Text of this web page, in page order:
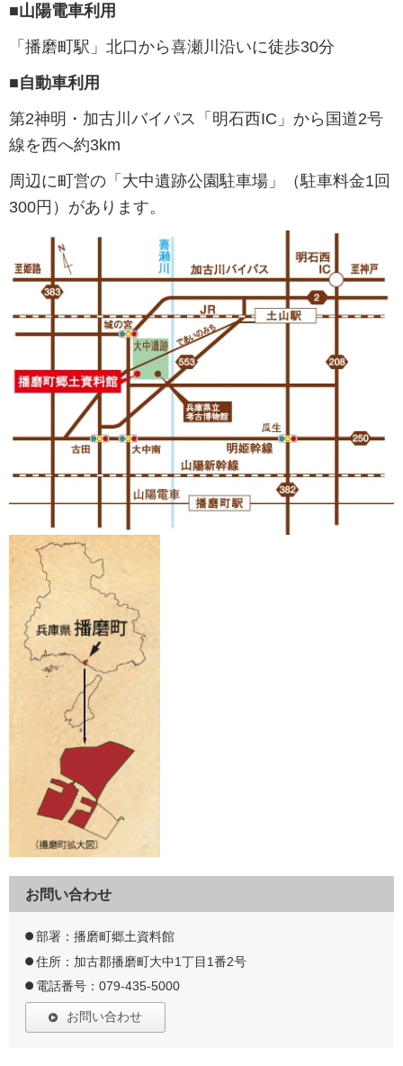
■山陽電車利用
「播磨町駅」北口から喜瀬川沿いに徒歩30分
■自動車利用
第2神明・加古川バイパス「明石西IC」から国道2号
線を西へ約3km
周辺に町営の「大中遺跡公園駐車場」（駐車料金1回
300円）があります。
お問い合わせ
部署：播磨町郷土資料館
住所：加古郡播磨町大中1丁目1番2号
電話番号：079-435-5000
お問い合わせ